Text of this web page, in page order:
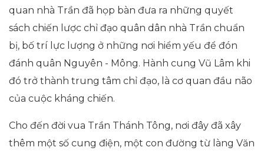
quan nhà Trần đã họp bàn đưa ra những quyết
sách chiến lược chỉ đạo quân dân nhà Trần chuẩn
bị, bố trí lực lượng ở những nơi hiểm yếu để đón
đánh quân Nguyên - Mông. Hành cung Vũ Lâm khi
đó trở thành trung tâm chỉ đạo, là cơ quan đầu não
của cuộc kháng chiến.
Cho đến đời vua Trần Thánh Tông, nơi đây đã xây
thêm một số cung điện, một con đường từ làng Văn